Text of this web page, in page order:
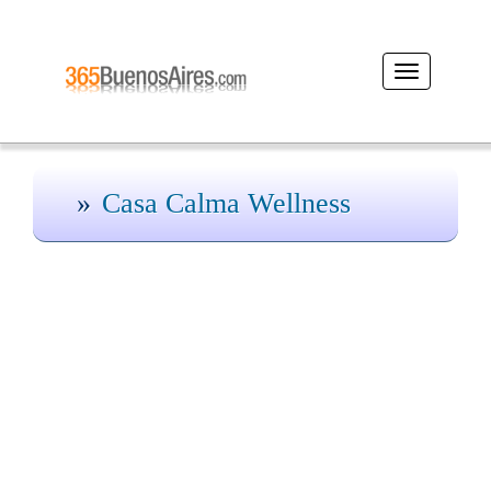
Desplegar
navegación
Casa Calma Wellness